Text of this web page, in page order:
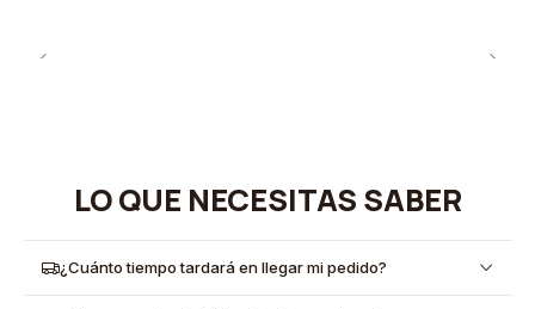
LO QUE NECESITAS SABER
¿Cuánto tiempo tardará en llegar mi pedido?